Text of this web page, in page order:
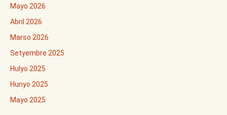
Mayo 2026
Abril 2026
Marso 2026
Setyembre 2025
Hulyo 2025
Hunyo 2025
Mayo 2025